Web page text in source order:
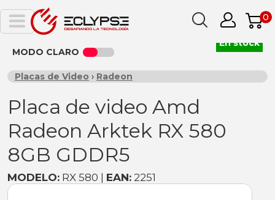
0
MODO CLARO
Placas de Video › Radeon
Placa de video Amd
Radeon Arktek RX 580
8GB GDDR5
MODELO: RX 580 | EAN: 2251
En stock